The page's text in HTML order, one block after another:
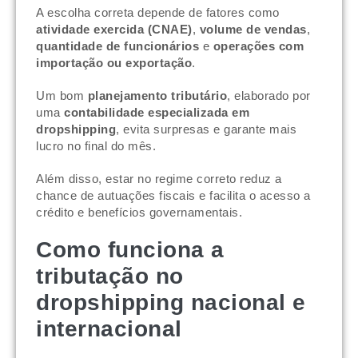
A escolha correta depende de fatores como
atividade exercida (CNAE), volume de vendas,
quantidade de funcionários e operações com
importação ou exportação.
Um bom planejamento tributário, elaborado por
uma contabilidade especializada em
dropshipping, evita surpresas e garante mais
lucro no final do mês.
Além disso, estar no regime correto reduz a
chance de autuações fiscais e facilita o acesso a
crédito e benefícios governamentais.
Como funciona a
tributação no
dropshipping nacional e
internacional